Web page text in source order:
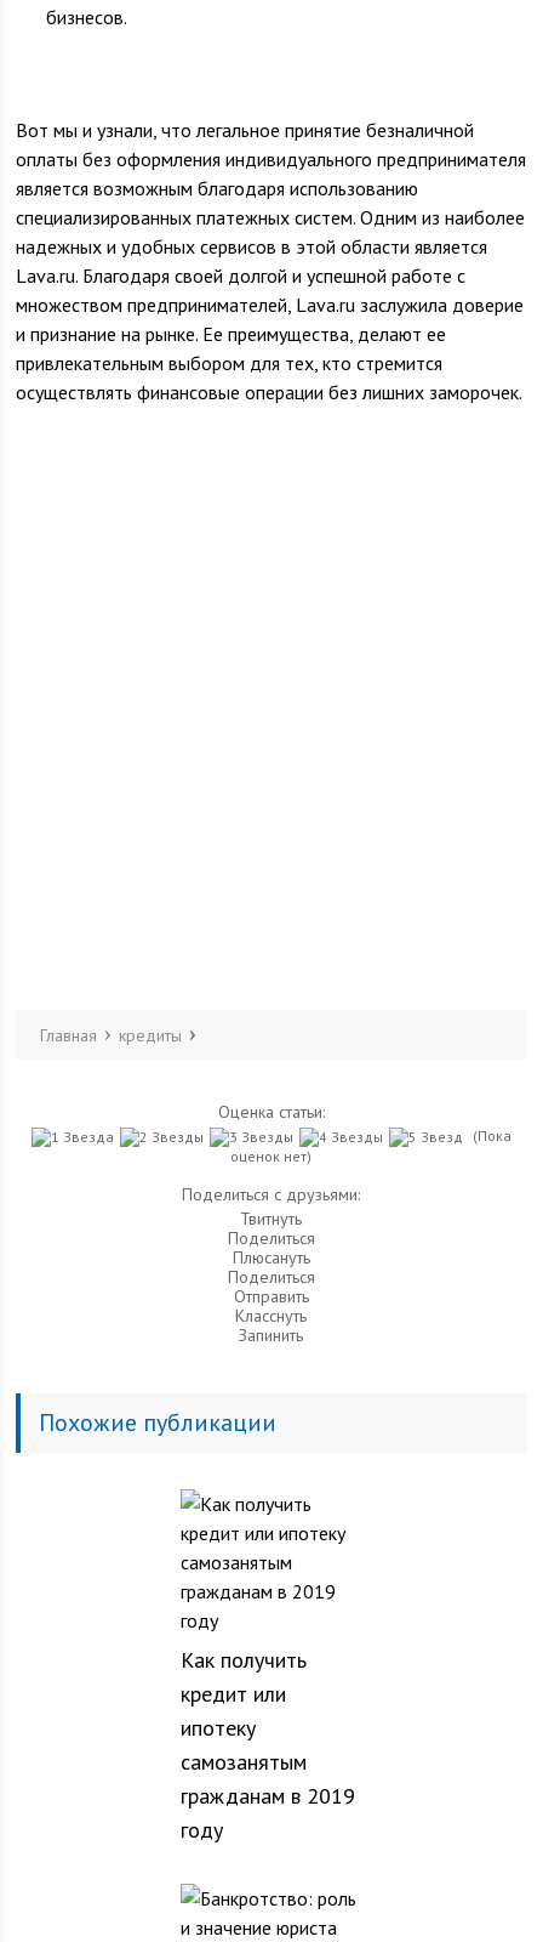
бизнесов.
Вот мы и узнали, что легальное принятие безналичной
оплаты без оформления индивидуального предпринимателя
является возможным благодаря использованию
специализированных платежных систем. Одним из наиболее
надежных и удобных сервисов в этой области является
Lava.ru. Благодаря своей долгой и успешной работе с
множеством предпринимателей, Lava.ru заслужила доверие
и признание на рынке. Ее преимущества, делают ее
привлекательным выбором для тех, кто стремится
осуществлять финансовые операции без лишних заморочек.
Главная кредиты
Оценка статьи:
(Пока
оценок нет)
Поделиться с друзьями:
Твитнуть
Поделиться
Плюсануть
Поделиться
Отправить
Класснуть
Запинить
Похожие публикации
Как получить
кредит или
ипотеку
самозанятым
гражданам в 2019
году